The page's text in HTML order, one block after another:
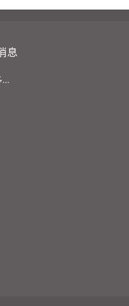
息
...